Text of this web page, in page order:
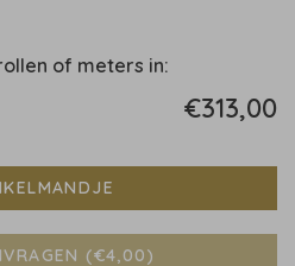
of meters in:
€313,00
(€4,00)